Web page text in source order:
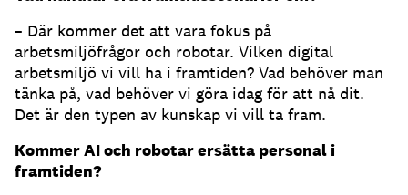
– Där kommer det att vara fokus på
arbetsmiljöfrågor och robotar. Vilken digital
arbetsmiljö vi vill ha i framtiden? Vad behöver man
tänka på, vad behöver vi göra idag för att nå dit.
Det är den typen av kunskap vi vill ta fram.
Kommer AI och robotar ersätta personal i
framtiden?